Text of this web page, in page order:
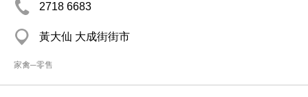
2718 6683
黃大仙 大成街街市
家禽─零售